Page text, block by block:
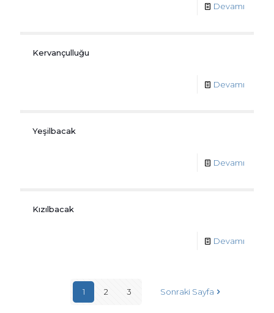
Devamı
Kervançulluğu
Devamı
Yeşilbacak
Devamı
Kızılbacak
Devamı
1 2 3 Sonraki Sayfa